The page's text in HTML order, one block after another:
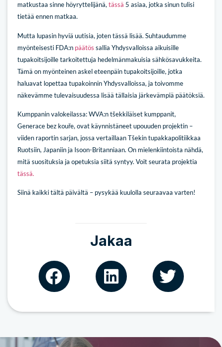
matkustaa sinne höyryttelijänä, tässä 5 asiaa, jotka sinun tulisi
tietää ennen matkaa.
Mutta lupasin hyviä uutisia, joten tässä lisää. Suhtaudumme
myönteisesti FDA:n päätös sallia Yhdysvalloissa aikuisille
tupakoitsijoille tarkoitettuja hedelmänmakuisia sähkösavukkeita.
Tämä on myönteinen askel eteenpäin tupakoitsijoille, jotka
haluavat lopettaa tupakoinnin Yhdysvalloissa, ja toivomme
näkevämme tulevaisuudessa lisää tällaisia järkevämpiä päätöksiä.
Kumppanin valokeilassa: WVA:n tšekkiläiset kumppanit,
Generace bez kouře, ovat käynnistäneet upouuden projektin –
viiden raportin sarjan, jossa vertaillaan Tšekin tupakkapolitiikkaa
Ruotsiin, Japaniin ja Isoon-Britanniaan. On mielenkiintoista nähdä,
mitä suosituksia ja opetuksia siitä syntyy. Voit seurata projektia
tässä.
Siinä kaikki tältä päivältä – pysykää kuulolla seuraavaa varten!
Jakaa